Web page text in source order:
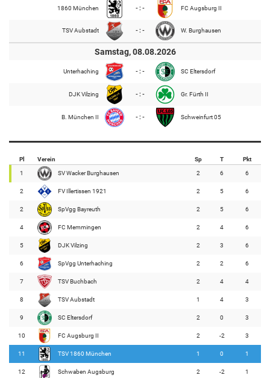
1860 München - : - FC Augsburg II
TSV Aubstadt - : - W. Burghausen
Samstag, 08.08.2026
Unterhaching - : - SC Eltersdorf
DJK Vilzing - : - Gr. Fürth II
B. München II - : - Schweinfurt 05
Pl Verein Sp T Pkt
1 SV Wacker Burghausen 2 6 6
2 FV Illertissen 1921 2 5 6
2 SpVgg Bayreuth 2 5 6
4 FC Memmingen 2 4 6
5 DJK Vilzing 2 3 6
6 SpVgg Unterhaching 2 2 6
7 TSV Buchbach 2 4 4
8 TSV Aubstadt 1 4 3
9 SC Eltersdorf 2 0 3
10 FC Augsburg II 2 -2 3
11 TSV 1860 München 1 0 1
12 Schwaben Augsburg 2 -2 1